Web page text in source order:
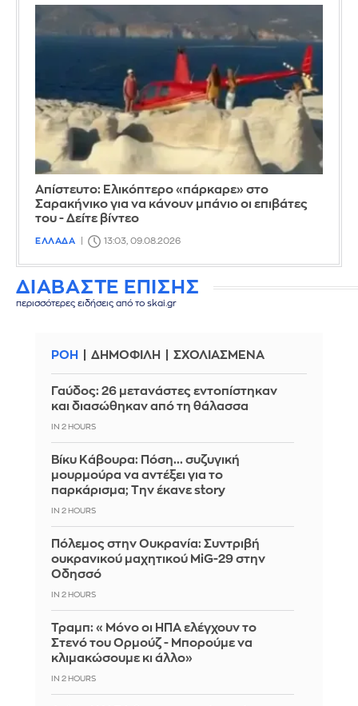
Απίστευτο: Ελικόπτερο «πάρκαρε» στο
Σαρακήνικο για να κάνουν μπάνιο οι επιβάτες
του - Δείτε βίντεο
ΕΛΛΑΔΑ 13:03, 09.08.2026
ΔΙΑΒΑΣΤΕ ΕΠΙΣΗΣ
περισσότερες ειδήσεις από το skai.gr
ΡΟΗ ΔΗΜΟΦΙΛΗ ΣΧΟΛΙΑΣΜΕΝΑ
Γαύδος: 26 μετανάστες εντοπίστηκαν
και διασώθηκαν από τη θάλασσα
IN 2 HOURS
Βίκυ Κάβουρα: Πόση... συζυγική
μουρμούρα να αντέξει για το
παρκάρισμα; Την έκανε story
IN 2 HOURS
Πόλεμος στην Ουκρανία: Συντριβή
ουκρανικού μαχητικού MiG-29 στην
Οδησσό
IN 2 HOURS
Τραμπ: «Μόνο οι ΗΠΑ ελέγχουν το
Στενό του Ορμούζ - Μπορούμε να
κλιμακώσουμε κι άλλο»
IN 2 HOURS